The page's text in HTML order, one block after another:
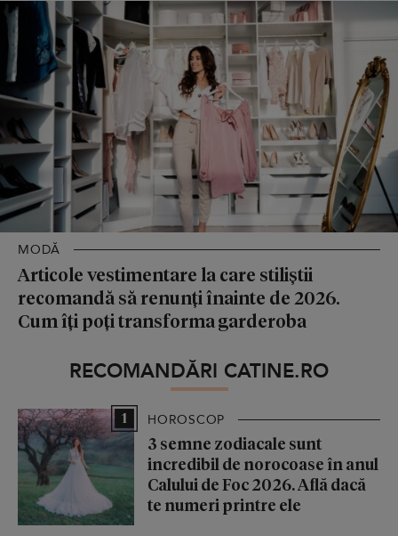
MODĂ
Articole vestimentare la care stiliștii
recomandă să renunți înainte de 2026.
Cum îți poți transforma garderoba
RECOMANDĂRI CATINE.RO
1 HOROSCOP
3 semne zodiacale sunt
incredibil de norocoase în anul
Calului de Foc 2026. Află dacă
te numeri printre ele